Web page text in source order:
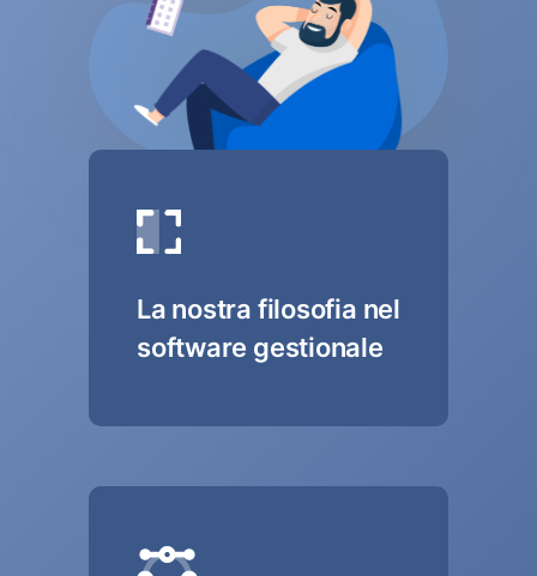
La nostra filosofia nel
software gestionale